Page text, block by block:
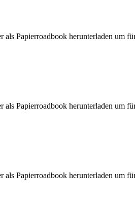
Papierroadbook herunterladen um
Papierroadbook herunterladen um
Papierroadbook herunterladen um